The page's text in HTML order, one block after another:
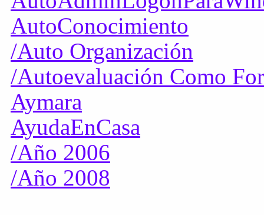
AutoConocimiento
/Auto Organización
/Autoevaluación Como
Aymara
AyudaEnCasa
/Año 2006
/Año 2008